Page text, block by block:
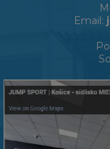
Email: